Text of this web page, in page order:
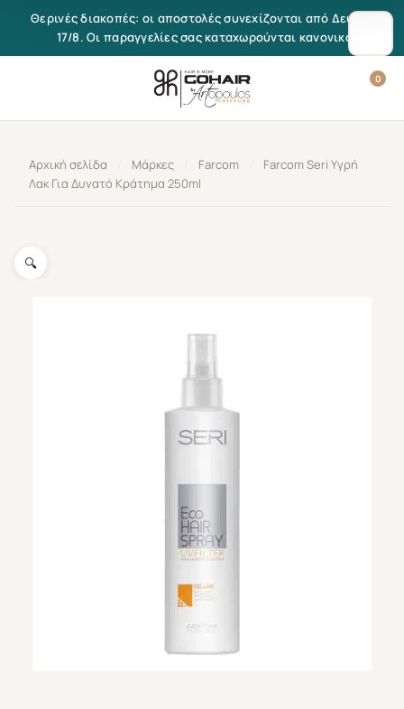
Μετάβαση στο περιεχόμενο
Θερινές διακοπές: οι αποστολές συνεχίζονται από Δευτέρα
17/8. Οι παραγγελίες σας καταχωρούνται κανονικά.
0
Αρχική σελίδα Μάρκες Farcom
Farcom Seri Υγρή
Λακ Για Δυνατό Κράτημα 250ml
🔍